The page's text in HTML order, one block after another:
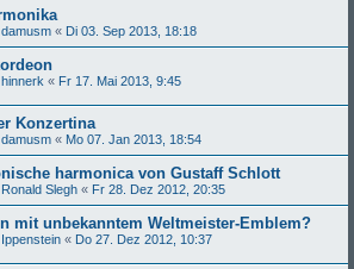
damusm « Di 03. Sep 2013, 18:18
hinnerk « Fr 17. Mai 2013, 9:45
Konzertina
damusm « Mo 07. Jan 2013, 18:54
harmonica von Gustaff Schlott
Ronald Slegh « Fr 28. Dez 2012, 20:35
mit unbekanntem Weltmeister-Emblem?
Ippenstein « Do 27. Dez 2012, 10:37